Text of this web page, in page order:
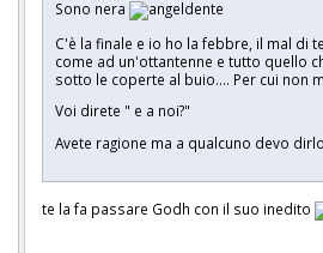
Sono nera
C'è la finale e io ho la febbre, il mal di
come ad un'ottantenne e tutto quello
sotto le coperte al buio.... Per cui non
Voi direte " e a noi?"
Avete ragione ma a qualcuno devo
te la fa passare Godh con il suo inedito